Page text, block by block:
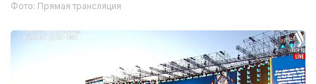
Фото: Прямая трансляция